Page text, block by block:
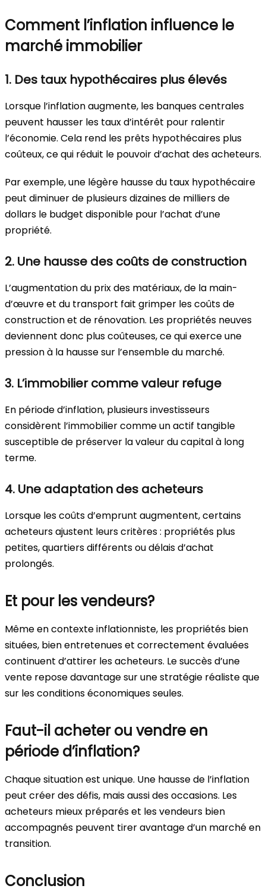
Comment l’inflation influence le
marché immobilier
1. Des taux hypothécaires plus élevés
Lorsque l’inflation augmente, les banques centrales
peuvent hausser les taux d’intérêt pour ralentir
l’économie. Cela rend les prêts hypothécaires plus
coûteux, ce qui réduit le pouvoir d’achat des acheteurs.
Par exemple, une légère hausse du taux hypothécaire
peut diminuer de plusieurs dizaines de milliers de
dollars le budget disponible pour l’achat d’une
propriété.
2. Une hausse des coûts de construction
L’augmentation du prix des matériaux, de la main-
d’œuvre et du transport fait grimper les coûts de
construction et de rénovation. Les propriétés neuves
deviennent donc plus coûteuses, ce qui exerce une
pression à la hausse sur l’ensemble du marché.
3. L’immobilier comme valeur refuge
En période d’inflation, plusieurs investisseurs
considèrent l’immobilier comme un actif tangible
susceptible de préserver la valeur du capital à long
terme.
4. Une adaptation des acheteurs
Lorsque les coûts d’emprunt augmentent, certains
acheteurs ajustent leurs critères : propriétés plus
petites, quartiers différents ou délais d’achat
prolongés.
Et pour les vendeurs?
Même en contexte inflationniste, les propriétés bien
situées, bien entretenues et correctement évaluées
continuent d’attirer les acheteurs. Le succès d’une
vente repose davantage sur une stratégie réaliste que
sur les conditions économiques seules.
Faut-il acheter ou vendre en
période d’inflation?
Chaque situation est unique. Une hausse de l’inflation
peut créer des défis, mais aussi des occasions. Les
acheteurs mieux préparés et les vendeurs bien
accompagnés peuvent tirer avantage d’un marché en
transition.
Conclusion